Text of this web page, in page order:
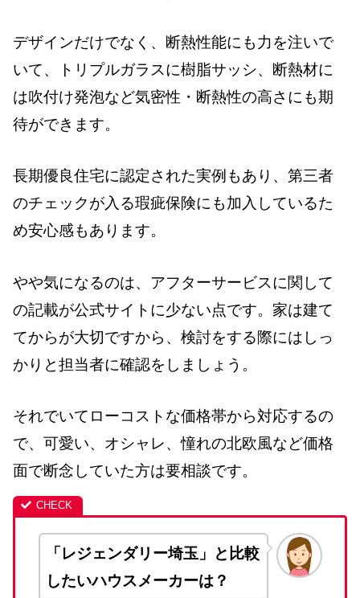
デザインだけでなく、断熱性能にも力を注いで
いて、トリプルガラスに樹脂サッシ、断熱材に
は吹付け発泡など気密性・断熱性の高さにも期
待ができます。
長期優良住宅に認定された実例もあり、第三者
のチェックが入る瑕疵保険にも加入しているた
め安心感もあります。
やや気になるのは、アフターサービスに関して
の記載が公式サイトに少ない点です。家は建て
てからが大切ですから、検討をする際にはしっ
かりと担当者に確認をしましょう。
それでいてローコストな価格帯から対応するの
で、可愛い、オシャレ、憧れの北欧風など価格
面で断念していた方は要相談です。
「レジェンダリー埼玉」と比較
したいハウスメーカーは？